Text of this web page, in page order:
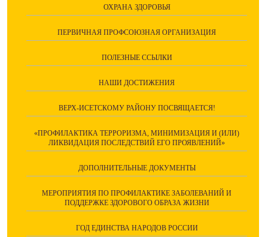
ОХРАНА ЗДОРОВЬЯ
ПЕРВИЧНАЯ ПРОФСОЮЗНАЯ ОРГАНИЗАЦИЯ
ПОЛЕЗНЫЕ ССЫЛКИ
НАШИ ДОСТИЖЕНИЯ
ВЕРХ-ИСЕТСКОМУ РАЙОНУ ПОСВЯЩАЕТСЯ!
«ПРОФИЛАКТИКА ТЕРРОРИЗМА, МИНИМИЗАЦИЯ И (ИЛИ)
ЛИКВИДАЦИЯ ПОСЛЕДСТВИЙ ЕГО ПРОЯВЛЕНИЙ»
ДОПОЛНИТЕЛЬНЫЕ ДОКУМЕНТЫ
МЕРОПРИЯТИЯ ПО ПРОФИЛАКТИКЕ ЗАБОЛЕВАНИЙ И
ПОДДЕРЖКЕ ЗДОРОВОГО ОБРАЗА ЖИЗНИ
ГОД ЕДИНСТВА НАРОДОВ РОССИИ